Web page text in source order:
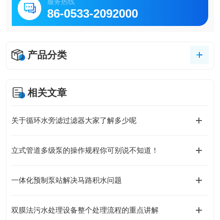
86-0533-2092000
产品分类
相关文章
关于循环水旁滤过滤器大家了解多少呢
立式管道多级泵的操作规程你可别说不知道！
一体化预制泵站解决马路积水问题
双膜法污水处理设备整个处理流程的重点讲解